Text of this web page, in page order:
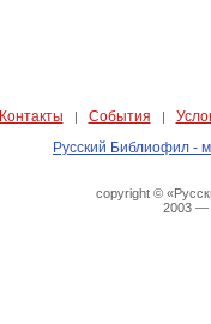
Контакты | События |
Русский Библиофил -
copyright ©
2003 —